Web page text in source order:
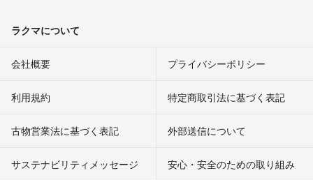
ラクマについて
会社概要 プライバシーポリシー
利用規約 特定商取引法に基づく表記
古物営業法に基づく表記 外部送信について
サステナビリティメッセージ 安心・安全のための取り組み